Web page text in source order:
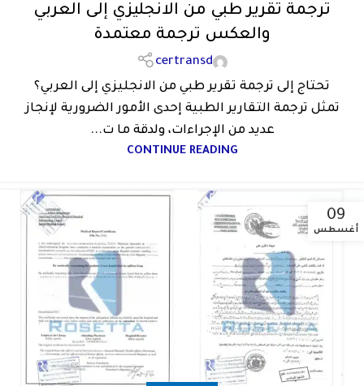
ترجمة تقرير طبي من الانجليزي إلى العربي
والعكس ترجمة معتمدة
certransd
تحتاج إلى ترجمة تقرير طبي من الانجليزي إلى العربي؟
تمثل ترجمة التقارير الطبية إحدى الأمور الضرورية لإنجاز
عديد من الإجراءات، ولدقة ما ت...
CONTINUE READING
09
أغسطس